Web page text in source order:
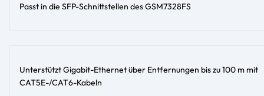
Passt in die SFP-Schnittstellen des GSM7328FS
Unterstützt Gigabit-Ethernet über Entfernungen bis zu 100 m mit
CAT5E-/CAT6-Kabeln